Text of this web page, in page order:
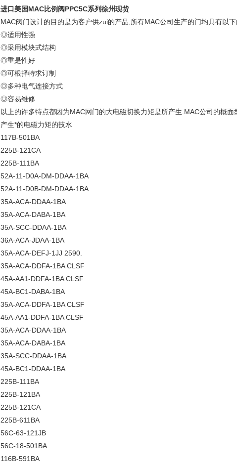
进口美国MAC比例阀PPC5C系列徐州现货
MAC阀门设计的目的是为客户供zui的产品,所有MAC公司生产的门均具有以
◎适用性强
◎采用模块式结构
◎重是性好
◎可根择特求订制
◎多种电气连接方式
◎容易维修
以上的许多特点都因为MAC网门的大电磁切换力矩是所产生 .MAC公司的概面
产生*的电磁力矩的技水
117B-501BA
225B-121CA
225B-111BA
52A-11-D0A-DM-DDAA-1BA
52A-11-D0B-DM-DDAA-1BA
35A-ACA-DDAA-1BA
35A-ACA-DABA-1BA
35A-SCC-DDAA-1BA
36A-ACA-JDAA-1BA
35A-ACA-DEFJ-1JJ 2590.
35A-ACA-DDFA-1BA CLSF
45A-AA1-DDFA-1BA CLSF
45A-BC1-DABA-1BA
35A-ACA-DDFA-1BA CLSF
45A-AA1-DDFA-1BA CLSF
35A-ACA-DDAA-1BA
35A-ACA-DABA-1BA
35A-SCC-DDAA-1BA
45A-BC1-DDAA-1BA
225B-111BA
225B-121BA
225B-121CA
225B-611BA
56C-63-121JB
56C-18-501BA
116B-591BA